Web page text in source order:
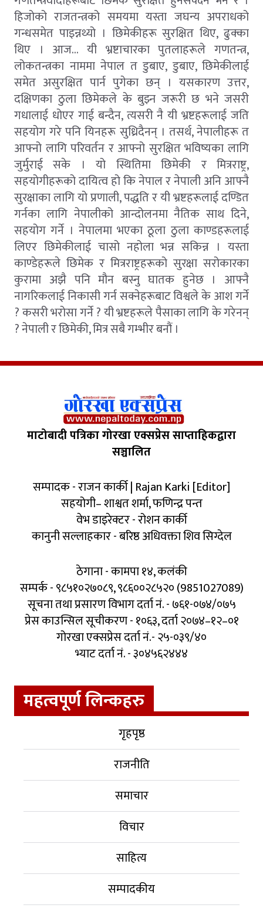
हिजोको राजतन्त्रको समयमा यस्ता जघन्य अपराधको
गन्धसमेत पाइन्नथ्यो । छिमेकीहरू सुरक्षित थिए, ढुक्का
थिए । आज... यी भ्रष्टाचारका पुतलाहरूले गणतन्त्र,
लोकतन्त्रका नाममा नेपाल त डुबाए, डुबाए, छिमेकीलाई
समेत असुरक्षित पार्न पुगेका छन् । यसकारण उत्तर,
दक्षिणका ठुला छिमेकले के बुझ्न जरूरी छ भने जसरी
गधालाई धोएर गाई बन्दैन, त्यसरी नै यी भ्रष्टहरूलाई जति
सहयोग गरे पनि यिनहरू सुध्रिदैनन् । तसर्थ, नेपालीहरू त
आफ्नो लागि परिवर्तन र आफ्नो सुरक्षित भविष्यका लागि
जुर्मुराई सके । यो स्थितिमा छिमेकी र मित्रराष्ट्र,
सहयोगीहरूको दायित्व हो कि नेपाल र नेपाली अनि आफ्नै
सुरक्षाका लागि यो प्रणाली, पद्धति र यी भ्रष्टहरूलाई दण्डित
गर्नका लागि नेपालीको आन्दोलनमा नैतिक साथ दिने,
सहयोग गर्ने । नेपालमा भएका ठूला ठुला काण्डहरूलाई
लिएर छिमेकीलाई चासो नहोला भन्न सकिन्न । यस्ता
काण्डेहरूले छिमेक र मित्रराष्ट्रहरूको सुरक्षा सरोकारका
कुरामा अझै पनि मौन बस्नु घातक हुनेछ । आफ्नै
नागरिकलाई निकासी गर्न सक्नेहरूबाट विश्वले के आश गर्ने
? कसरी भरोसा गर्ने ? यी भ्रष्टहरूले पैसाका लागि के गरेनन्
? नेपाली र छिमेकी, मित्र सबै गम्भीर बनौं ।
माटोबादी पत्रिका गोरखा एक्सप्रेस साप्ताहिकद्वारा
सञ्चालित
सम्पादक - राजन कार्की | Rajan Karki [Editor]
सहयोगी– शाश्वत शर्मा, फणिन्द्र पन्त
वेभ डाइरेक्टर - रोशन कार्की
कानुनी सल्लाहकार - बरिष्ठ अधिवक्ता शिव सिग्देल
ठेगाना - कामपा १४, कलंकी
सम्पर्क - ९८५१०२७०८९, ९८६००२८५२० (9851027089)
सूचना तथा प्रसारण विभाग दर्ता नं. - ७६१-०७४/०७५
प्रेस काउन्सिल सूचीकरण - १०६३, दर्ता २०७४–१२–०१
गोरखा एक्सप्रेस दर्ता नं.- २५-०३९/४०
भ्याट दर्ता नं. - ३०४५६२४४४
महत्वपूर्ण लिन्कहरु
गृहपृष्ठ
राजनीति
समाचार
विचार
साहित्य
सम्पादकीय